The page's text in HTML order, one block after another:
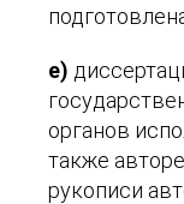
е)
органов
также
рукописи